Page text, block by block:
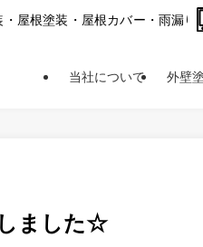
屋根塗装・屋根カバー・⾬漏り
当社について 外壁
ました☆